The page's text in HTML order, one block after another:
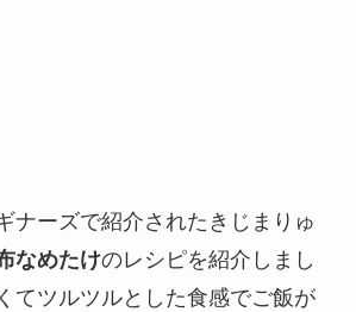
ナーズで紹介されたきじまりゅ
なめたけのレシピを紹介しまし
てツルツルとした食感でご飯が